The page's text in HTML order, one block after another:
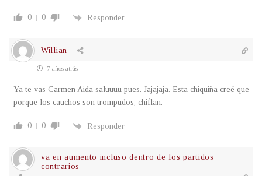
0 0 Responder
Willian
7 años atrás
Ya te vas Carmen Aida saluuuu pues. Jajajaja. Esta chiquiña creé que
porque los cauchos son trompudos, chiflan.
0 0 Responder
va en aumento incluso dentro de los partidos
contrarios